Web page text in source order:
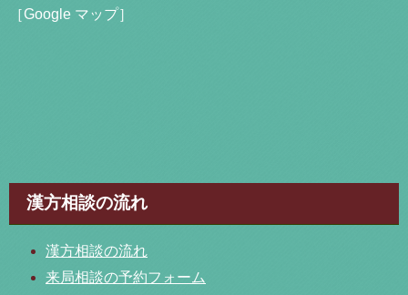
［Google マップ］
漢方相談の流れ
漢方相談の流れ
来局相談の予約フォーム